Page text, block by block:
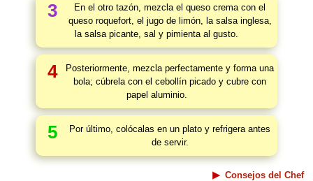
3
En el otro tazón, mezcla el queso crema con el
queso roquefort, el jugo de limón, la salsa inglesa,
la salsa picante, sal y pimienta al gusto.
4
Posteriormente, mezcla perfectamente y forma una
bola; cúbrela con el cebollín picado y cubre con
papel aluminio.
5
Por último, colócalas en un plato y refrigera antes
de servir.
Consejos del Chef